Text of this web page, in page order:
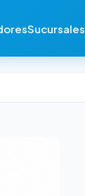
Sucursales